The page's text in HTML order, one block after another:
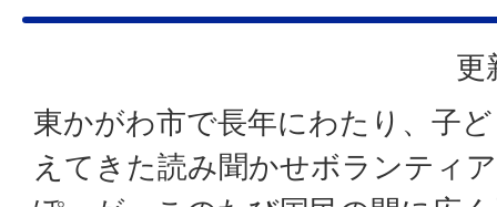
更
東かがわ市で長年にわたり、子
えてきた読み聞かせボランティ